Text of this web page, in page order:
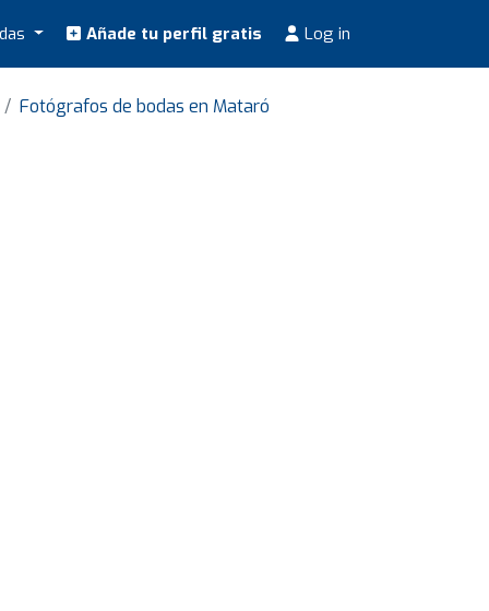
Añade tu perfil gratis Log in
Fotógrafos de bodas en Mataró